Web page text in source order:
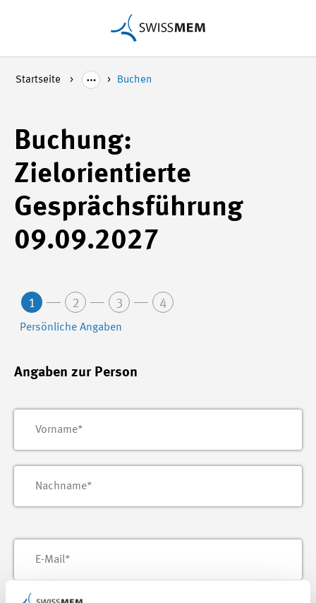
Startseite Buchen
Buchung:
Zielorientierte
Gesprächsführung
09.09.2027
1 2 3 4
Persönliche Angaben
Angaben zur Person